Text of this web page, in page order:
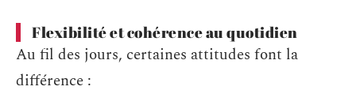
Flexibilité et cohérence au quotidien
Au fil des jours, certaines attitudes font la
différence :